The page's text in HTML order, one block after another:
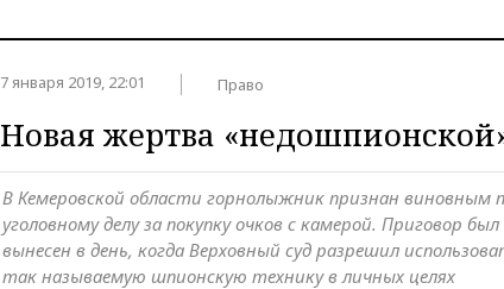
7 января 2019, 22:01 Право
Новая жертва
В Кемеровской области горнолыжник признан виновным
уголовному делу за покупку очков с камерой. Приговор был
вынесен в день, когда Верховный суд разрешил
так называемую шпионскую технику в личных целях